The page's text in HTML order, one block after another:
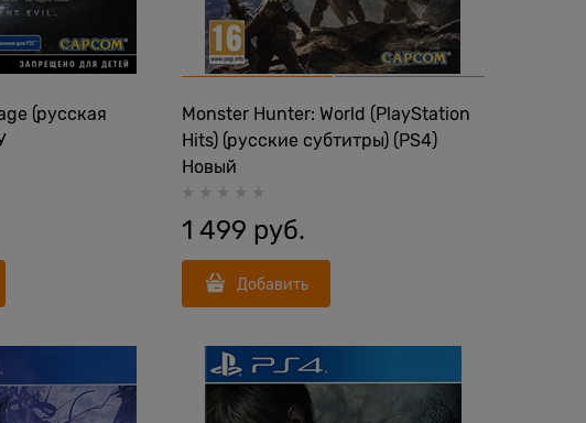
(русская
Monster Hunter: World (PlayStation
Hits) (русские субтитры) (PS4)
Новый
1 499 руб.
Добавить